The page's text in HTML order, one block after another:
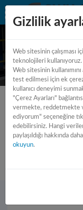
Hata 404
Bu sayfa bulunamadı ...
Gizlilik
Web sitesinin çalışması
teknolojileri kullanıyoruz.
Web sitesinin
test edilmesi için ek
kullanıcı deneyimi
"Çerez Ayarları"
vermekte, reddetmekte
ediyorum" seçeneğine
edebilirsiniz. Hangi
paylaşıldığı hakkında
okuyun.